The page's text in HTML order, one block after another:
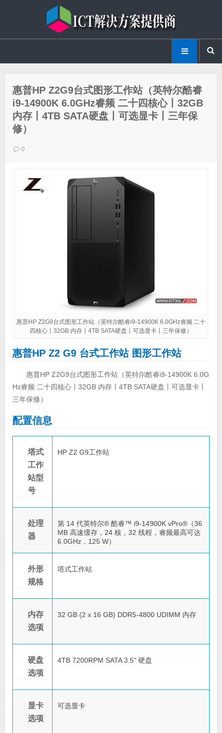
惠普HP Z2G9台式图形工作站（英特尔酷睿
i9-14900K 6.0GHz睿频 二十四核心丨32GB
内存丨4TB SATA硬盘丨可选显卡丨三年保
修）
0
惠普HP Z2G9台式图形工作站（英特尔酷睿i9-14900K 6.0GHz睿频 二十
四核心丨32GB 内存丨4TB SATA硬盘丨可选显卡丨三年保修）
惠普HP Z2 G9 台式工作站 图形工作站
惠普HP Z2G9台式图形工作站（英特尔酷睿i9-14900K 6.0G
Hz睿频 二十四核心丨32GB 内存丨4TB SATA硬盘丨可选显卡丨
三年保修）
配置信息
塔式
工作
站型
号
HP Z2 G9工作站
处理
器
第 14 代英特尔® 酷睿™ i9-14900K vPro®（36
MB 高速缓存，24 核，32 线程，睿频最高可达
6.0GHz，125 W）
外形
规格
塔式工作站
内存
选项
32 GB (2 x 16 GB) DDR5-4800 UDIMM 内存
硬盘
选项
4TB 7200RPM SATA 3.5" 硬盘
显卡
选项
可选显卡